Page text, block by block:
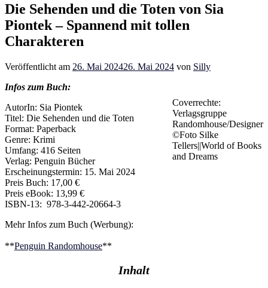
Die Sehenden und die Toten von Sia
Piontek – Spannend mit tollen
Charakteren
Veröffentlicht am 26. Mai 202426. Mai 2024 von Silly
Coverrechte:
Verlagsgruppe
Randomhouse/Designer
©Foto Silke
Tellers||World of Books
and Dreams
Infos zum Buch:
AutorIn: Sia Piontek
Titel: Die Sehenden und die Toten
Format: Paperback
Genre: Krimi
Umfang: 416 Seiten
Verlag: Penguin Bücher
Erscheinungstermin: 15. Mai 2024
Preis Buch: 17,00 €
Preis eBook: 13,99 €
ISBN-13: ‎ 978-3-442-20664-3
Mehr Infos zum Buch (Werbung):
**Penguin Randomhouse**
Inhalt